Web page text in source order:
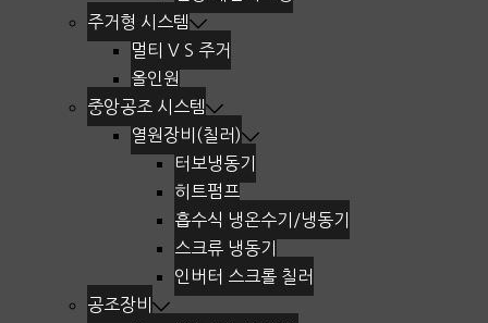
주거형 시스템
멀티 V S 주거
올인원
중앙공조 시스템
열원장비(칠러)
터보냉동기
히트펌프
흡수식 냉온수기/냉동기
스크류 냉동기
인버터 스크롤 칠러
공조장비